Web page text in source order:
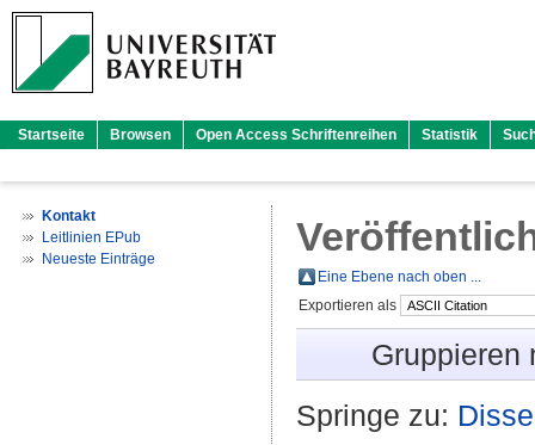
Startseite Browsen Open Access Schriftenreihen Statistik
Kontakt
Leitlinien EPub
Neueste Einträge
Eine Ebene nach oben ...
Exportieren als
Gruppieren
Springe zu: